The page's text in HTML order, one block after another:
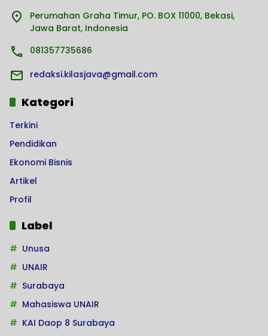
Perumahan Graha Timur, PO. BOX 11000, Bekasi,
Jawa Barat, Indonesia
081357735686
redaksi.kilasjava@gmail.com
Kategori
Terkini
Pendidikan
Ekonomi Bisnis
Artikel
Profil
Label
Unusa
UNAIR
Surabaya
Mahasiswa UNAIR
KAI Daop 8 Surabaya